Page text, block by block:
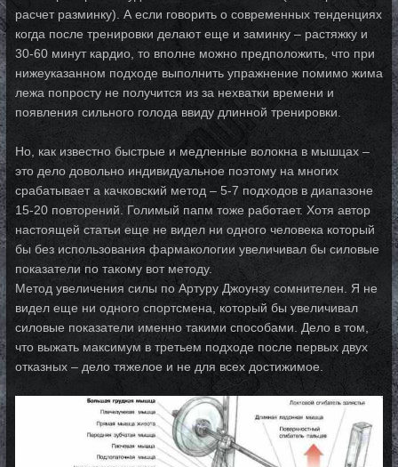
расчет разминку). А если говорить о современных тенденциях
когда после тренировки делают еще и заминку – растяжку и
30-60 минут кардио, то вполне можно предположить, что при
нижеуказанном подходе выполнить упражнение помимо жима
лежа попросту не получится из за нехватки времени и
появления сильного голода ввиду длинной тренировки.
Но, как известно быстрые и медленные волокна в мышцах –
это дело довольно индивидуальное поэтому на многих
срабатывает а качковский метод – 5-7 подходов в диапазоне
15-20 повторений. Голимый папм тоже работает. Хотя автор
настоящей статьи еще не видел ни одного человека который
бы без использования фармакологии увеличивал бы силовые
показатели по такому вот методу.
Метод увеличения силы по Артуру Джоунзу сомнителен. Я не
видел еще ни одного спортсмена, который бы увеличивал
силовые показатели именно такими способами. Дело в том,
что выжать максимум в третьем подходе после первых двух
отказных – дело тяжелое и не для всех достижимое.